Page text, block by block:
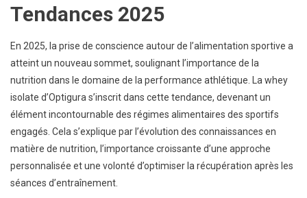
Tendances 2025
En 2025, la prise de conscience autour de l’alimentation sportive a
atteint un nouveau sommet, soulignant l’importance de la
nutrition dans le domaine de la performance athlétique. La whey
isolate d’Optigura s’inscrit dans cette tendance, devenant un
élément incontournable des régimes alimentaires des sportifs
engagés. Cela s’explique par l’évolution des connaissances en
matière de nutrition, l’importance croissante d’une approche
personnalisée et une volonté d’optimiser la récupération après les
séances d’entraînement.